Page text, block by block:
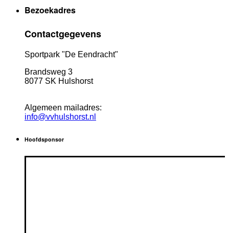
Bezoekadres
Contactgegevens
Sportpark "De Eendracht"
Brandsweg 3
8077 SK Hulshorst
Algemeen mailadres:
info@vvhulshorst.nl
Hoofdsponsor